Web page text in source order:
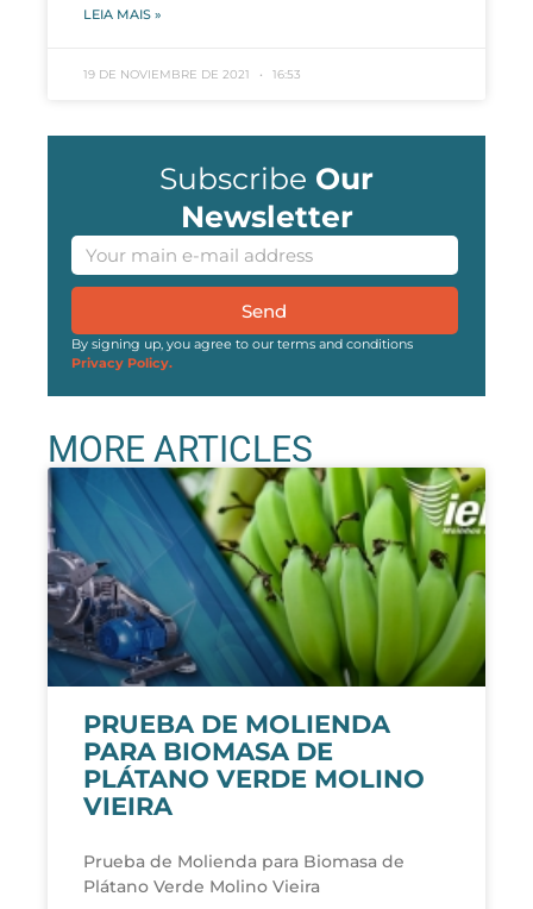
LEIA MAIS »
19 DE NOVIEMBRE DE 2021 16:53
Subscribe Our
Newsletter
Send
By signing up, you agree to our terms and conditions
Privacy Policy.
MORE ARTICLES
PRUEBA DE MOLIENDA
PARA BIOMASA DE
PLÁTANO VERDE MOLINO
VIEIRA
Prueba de Molienda para Biomasa de
Plátano Verde Molino Vieira